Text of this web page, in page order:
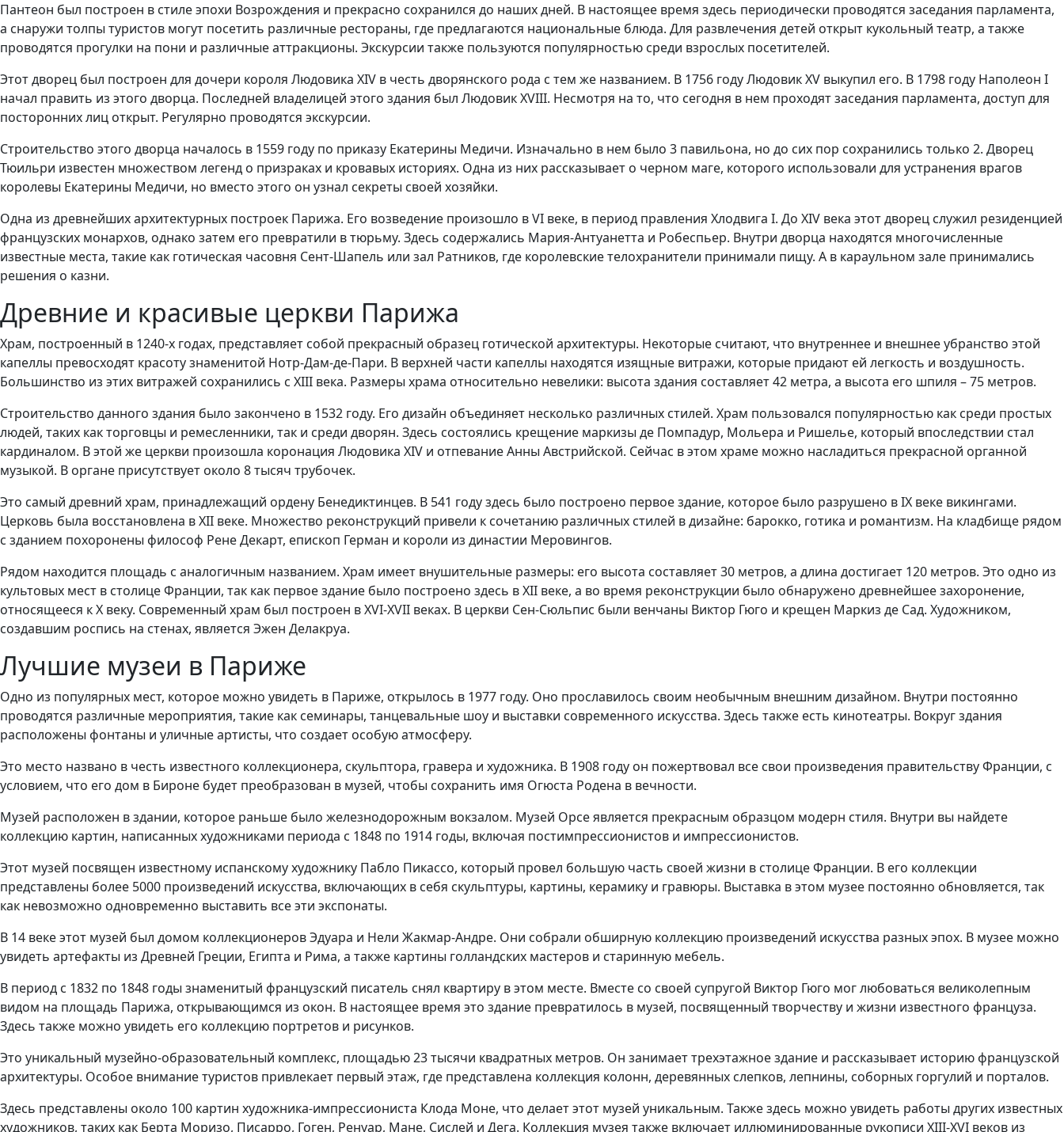
Пантеон был построен в стиле эпохи Возрождения и прекрасно сохранился до наших дней. В настоящее время здесь периодически проводятся заседания парламента,
а снаружи толпы туристов могут посетить различные рестораны, где предлагаются национальные блюда. Для развлечения детей открыт кукольный театр, а также
проводятся прогулки на пони и различные аттракционы. Экскурсии также пользуются популярностью среди взрослых посетителей.
Этот дворец был построен для дочери короля Людовика XIV в честь дворянского рода с тем же названием. В 1756 году Людовик XV выкупил его. В 1798 году Наполеон I
начал править из этого дворца. Последней владелицей этого здания был Людовик XVIII. Несмотря на то, что сегодня в нем проходят заседания парламента, доступ для
посторонних лиц открыт. Регулярно проводятся экскурсии.
Строительство этого дворца началось в 1559 году по приказу Екатерины Медичи. Изначально в нем было 3 павильона, но до сих пор сохранились только 2. Дворец
Тюильри известен множеством легенд о призраках и кровавых историях. Одна из них рассказывает о черном маге, которого использовали для устранения врагов
королевы Екатерины Медичи, но вместо этого он узнал секреты своей хозяйки.
Одна из древнейших архитектурных построек Парижа. Его возведение произошло в VI веке, в период правления Хлодвига I. До XIV века этот дворец служил резиденцией
французских монархов, однако затем его превратили в тюрьму. Здесь содержались Мария-Антуанетта и Робеспьер. Внутри дворца находятся многочисленные
известные места, такие как готическая часовня Сент-Шапель или зал Ратников, где королевские телохранители принимали пищу. А в караульном зале принимались
решения о казни.
Древние и красивые церкви Парижа
Храм, построенный в 1240-х годах, представляет собой прекрасный образец готической архитектуры. Некоторые считают, что внутреннее и внешнее убранство этой
капеллы превосходят красоту знаменитой Нотр-Дам-де-Пари. В верхней части капеллы находятся изящные витражи, которые придают ей легкость и воздушность.
Большинство из этих витражей сохранились с XIII века. Размеры храма относительно невелики: высота здания составляет 42 метра, а высота его шпиля – 75 метров.
Строительство данного здания было закончено в 1532 году. Его дизайн объединяет несколько различных стилей. Храм пользовался популярностью как среди простых
людей, таких как торговцы и ремесленники, так и среди дворян. Здесь состоялись крещение маркизы де Помпадур, Мольера и Ришелье, который впоследствии стал
кардиналом. В этой же церкви произошла коронация Людовика XIV и отпевание Анны Австрийской. Сейчас в этом храме можно насладиться прекрасной органной
музыкой. В органе присутствует около 8 тысяч трубочек.
Это самый древний храм, принадлежащий ордену Бенедиктинцев. В 541 году здесь было построено первое здание, которое было разрушено в IX веке викингами.
Церковь была восстановлена в XII веке. Множество реконструкций привели к сочетанию различных стилей в дизайне: барокко, готика и романтизм. На кладбище рядом
с зданием похоронены философ Рене Декарт, епископ Герман и короли из династии Меровингов.
Рядом находится площадь с аналогичным названием. Храм имеет внушительные размеры: его высота составляет 30 метров, а длина достигает 120 метров. Это одно из
культовых мест в столице Франции, так как первое здание было построено здесь в XII веке, а во время реконструкции было обнаружено древнейшее захоронение,
относящееся к X веку. Современный храм был построен в XVI-XVII веках. В церкви Сен-Сюльпис были венчаны Виктор Гюго и крещен Маркиз де Сад. Художником,
создавшим роспись на стенах, является Эжен Делакруа.
Лучшие музеи в Париже
Одно из популярных мест, которое можно увидеть в Париже, открылось в 1977 году. Оно прославилось своим необычным внешним дизайном. Внутри постоянно
проводятся различные мероприятия, такие как семинары, танцевальные шоу и выставки современного искусства. Здесь также есть кинотеатры. Вокруг здания
расположены фонтаны и уличные артисты, что создает особую атмосферу.
Это место названо в честь известного коллекционера, скульптора, гравера и художника. В 1908 году он пожертвовал все свои произведения правительству Франции, с
условием, что его дом в Бироне будет преобразован в музей, чтобы сохранить имя Огюста Родена в вечности.
Музей расположен в здании, которое раньше было железнодорожным вокзалом. Музей Орсе является прекрасным образцом модерн стиля. Внутри вы найдете
коллекцию картин, написанных художниками периода с 1848 по 1914 годы, включая постимпрессионистов и импрессионистов.
Этот музей посвящен известному испанскому художнику Пабло Пикассо, который провел большую часть своей жизни в столице Франции. В его коллекции
представлены более 5000 произведений искусства, включающих в себя скульптуры, картины, керамику и гравюры. Выставка в этом музее постоянно обновляется, так
как невозможно одновременно выставить все эти экспонаты.
В 14 веке этот музей был домом коллекционеров Эдуара и Нели Жакмар-Андре. Они собрали обширную коллекцию произведений искусства разных эпох. В музее можно
увидеть артефакты из Древней Греции, Египта и Рима, а также картины голландских мастеров и старинную мебель.
В период с 1832 по 1848 годы знаменитый французский писатель снял квартиру в этом месте. Вместе со своей супругой Виктор Гюго мог любоваться великолепным
видом на площадь Парижа, открывающимся из окон. В настоящее время это здание превратилось в музей, посвященный творчеству и жизни известного француза.
Здесь также можно увидеть его коллекцию портретов и рисунков.
Это уникальный музейно-образовательный комплекс, площадью 23 тысячи квадратных метров. Он занимает трехэтажное здание и рассказывает историю французской
архитектуры. Особое внимание туристов привлекает первый этаж, где представлена коллекция колонн, деревянных слепков, лепнины, соборных горгулий и порталов.
Здесь представлены около 100 картин художника-импрессиониста Клода Моне, что делает этот музей уникальным. Также здесь можно увидеть работы других известных
художников, таких как Берта Моризо, Писарро, Гоген, Ренуар, Мане, Сислей и Дега. Коллекция музея также включает иллюминированные рукописи XIII-XVI веков из